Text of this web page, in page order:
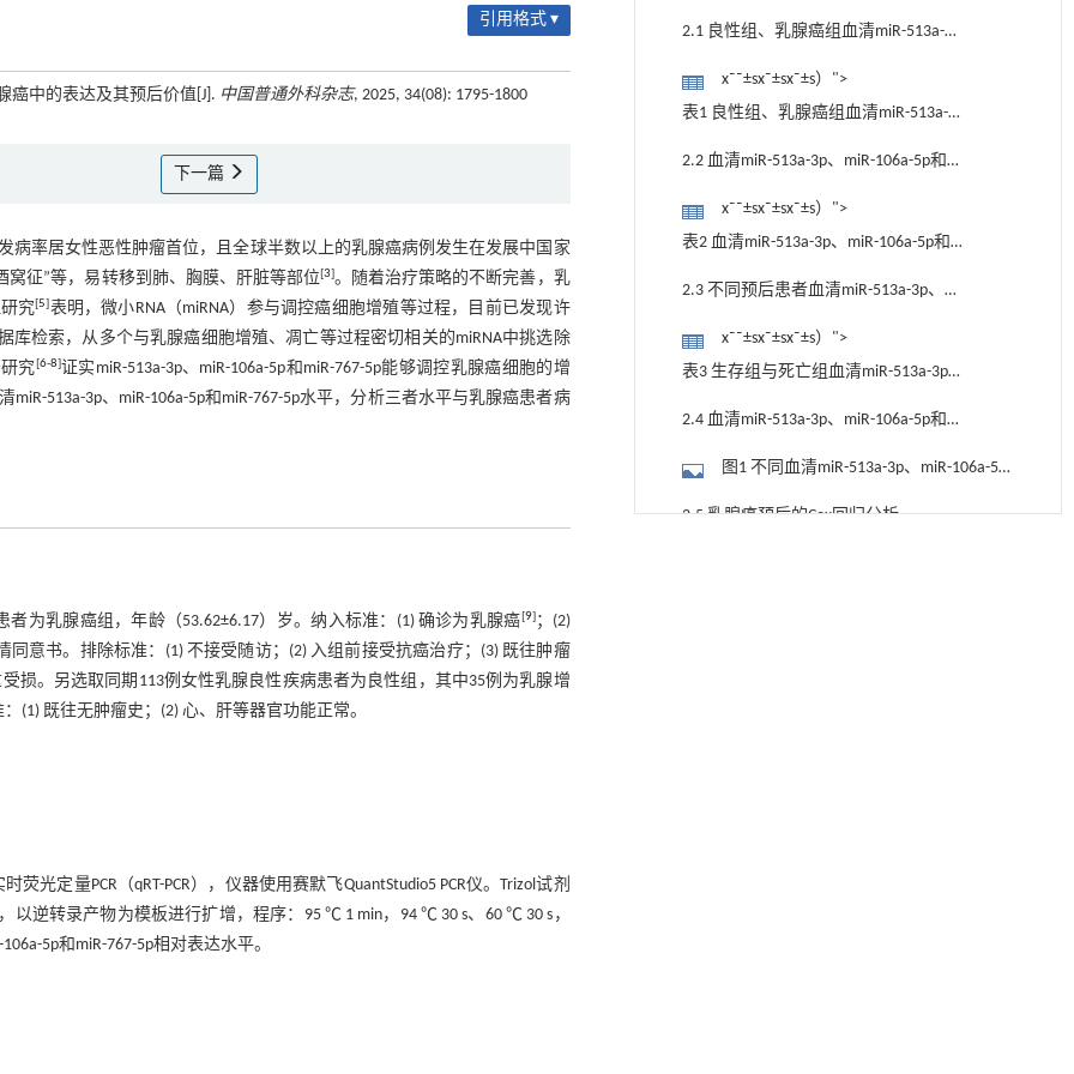
引用格式 ▾
癌中的表达及其预后价值[J]. 中国普通外科杂志, 2025, 34(08): 1795-1800
下一篇
率居女性恶性肿瘤首位，且全球半数以上的乳腺癌病例发生在发展中国家
窝征”等，易转移到肺、胸膜、肝脏等部位[3]。随着治疗策略的不断完善，乳
究[5]表明，微小RNA（miRNA）参与调控癌细胞增殖等过程，目前已发现许
检索，从多个与乳腺癌细胞增殖、凋亡等过程密切相关的miRNA中挑选除
究[6-8]证实miR-513a-3p、miR-106a-5p和miR-767-5p能够调控乳腺癌细胞的增
513a-3p、miR-106a-5p和miR-767-5p水平，分析三者水平与乳腺癌患者病
为乳腺癌组，年龄（53.62±6.17）岁。纳入标准：(1) 确诊为乳腺癌 [9]；(2)
意书。排除标准：(1) 不接受随访；(2) 入组前接受抗癌治疗；(3) 既往肿瘤
损。另选取同期113例女性乳腺良性疾病患者为良性组，其中35例为乳腺增
(1) 既往无肿瘤史；(2) 心、肝等器官功能正常。
定量PCR（qRT-PCR），仪器使用赛默飞QuantStudio5 PCR仪。Trizol试剂
逆转录产物为模板进行扩增，程序：95 ℃ 1 min，94 ℃ 30 s、60 ℃ 30 s，
5p和miR-767-5p相对表达水平。
2.1 良性组、乳腺癌组血清miR-513a-
3p、miR-106a-5p和miR-767-5p水平比较
x¯¯±sx¯±sx¯±s）">
表1 良性组、乳腺癌组血清miR-513a-
3p、miR-106a-5p和miR-767-5p水平对比
style="position: relative;">x¯¯±sx¯±sx¯±s）
2.2 血清miR-513a-3p、miR-106a-5p和
miR-767-5p与乳腺癌病理参数的关系
x¯¯±sx¯±sx¯±s）">
表2 血清miR-513a-3p、miR-106a-5p和
miR-767-5p与乳腺癌病理特征的关系
style="position: relative;">x¯¯±sx¯±sx¯±s）
2.3 不同预后患者血清miR-513a-3p、
miR-106a-5p和miR-767-5p水平比较
x¯¯±sx¯±sx¯±s）">
表3 生存组与死亡组血清miR-513a-3p、
miR-106a-5p和miR-767-5p水平比较
style="position: relative;">x¯¯±sx¯±sx¯±s）
2.4 血清miR-513a-3p、miR-106a-5p和
miR-767-5p与乳腺癌预后的关系
图1 不同血清miR-513a-3p、miR-106a-5p
和miR-767-5p水平患者的生存曲线
2.5 乳腺癌预后的Cox回归分析